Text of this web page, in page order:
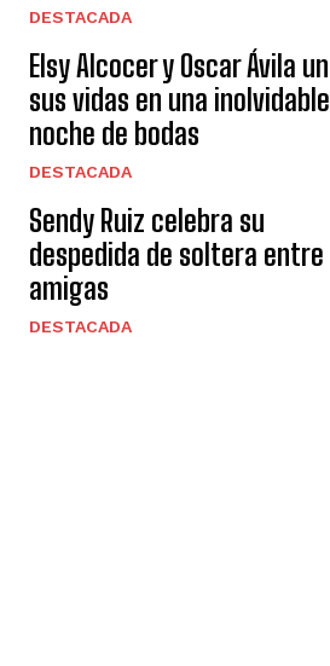
DESTACADA
Elsy Alcocer y Oscar Ávila
sus vidas en una inolvidable
noche de bodas
DESTACADA
Sendy Ruiz celebra su
despedida de soltera entre
amigas
DESTACADA